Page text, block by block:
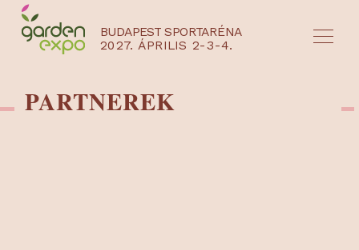
BUDAPEST SPORTARÉNA
2027. ÁPRILIS 2-3-4.
PARTNEREK